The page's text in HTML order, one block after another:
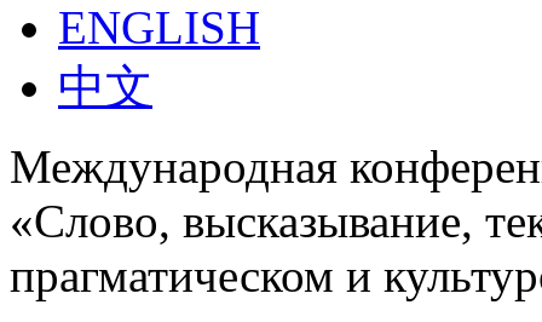
ENGLISH
中文
Международная
«Слово, высказывание,
прагматическом и